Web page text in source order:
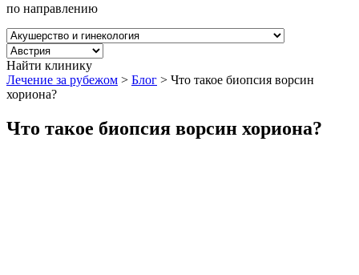
по направлению
Найти клинику
Лечение за рубежом > Блог > Что такое биопсия ворсин
хориона?
Что такое биопсия ворсин хориона?